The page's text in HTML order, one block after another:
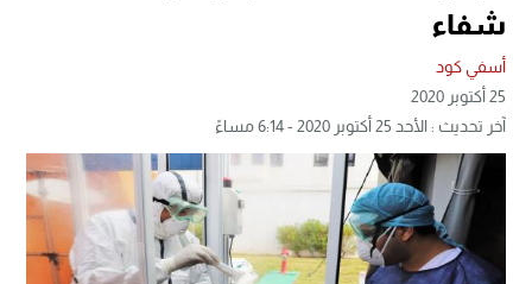
شفاء
أسفي كود
25 أكتوبر 2020
آخر تحديث : الأحد 25 أكتوبر 2020 - 6:14 مساءً